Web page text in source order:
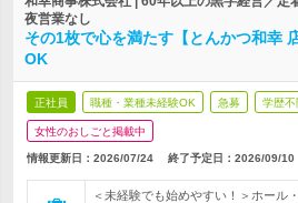
夜営業なし
その1枚で心を満たす【とんかつ和幸
OK
正社員 職種・業種未経験OK 急募 学歴不
女性のおしごと掲載中
情報更新日：2026/07/24 終了予定日： 2026/09/10
＜未経験でも始めやすい！＞ホール